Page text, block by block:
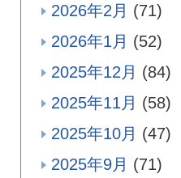
2026年2月 (71)
2026年1月 (52)
2025年12月 (84)
2025年11月 (58)
2025年10月 (47)
2025年9月 (71)